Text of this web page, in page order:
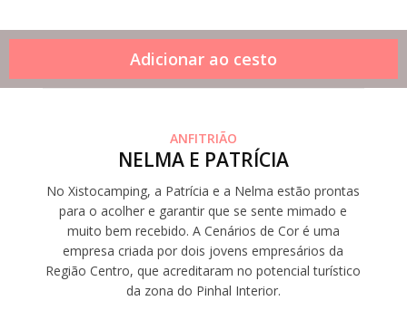
ANFITRIÃO
NELMA E PATRÍCIA
No Xistocamping, a Patrícia e a Nelma estão prontas
para o acolher e garantir que se sente mimado e
muito bem recebido. A Cenários de Cor é uma
empresa criada por dois jovens empresários da
Região Centro, que acreditaram no potencial turístico
da zona do Pinhal Interior.